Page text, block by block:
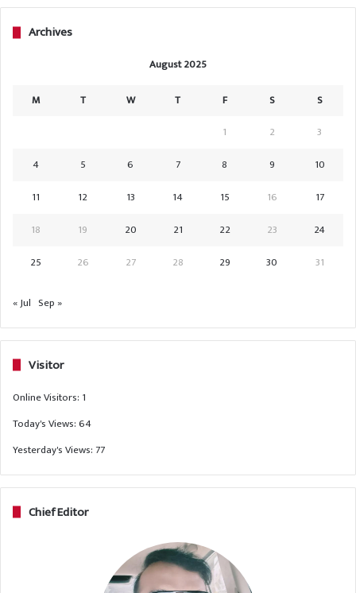
Archives
August 2025
M T W T F S
S
1
2
3
4
5 6 7 8 9
10
11
12 13 14 15 16
17
18
19 20 21 22 23
24
25
26 27 28 29 30 31
« Jul Sep »
Visitor
Online Visitors: 1
Today's Views:64
Yesterday's Views: 77
Chief Editor